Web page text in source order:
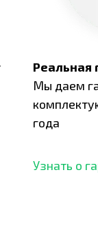
Реальная
Мы даем
года
Узнать о